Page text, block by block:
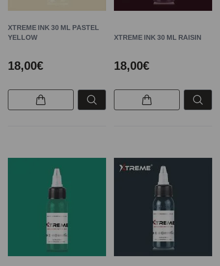
XTREME INK 30 ML PASTEL
YELLOW
18,00€
XTREME INK 30 ML RAISIN
18,00€